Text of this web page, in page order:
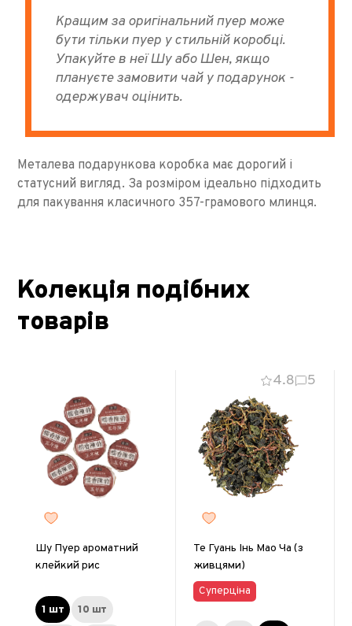
Кращим за оригінальний пуер може
бути тільки пуер у стильній коробці.
Упакуйте в неї Шу або Шен, якщо
плануєте замовити чай у подарунок -
одержувач оцінить.
Металева подарункова коробка має дорогий і
статусний вигляд. За розміром ідеально підходить
для пакування класичного 357-грамового млинця.
Колекція подібних
товарів
Шу Пуер ароматний
клейкий рис
1 шт 10 шт
4.8 5
Те Гуань Інь Мао Ча (з
живцями)
Суперціна